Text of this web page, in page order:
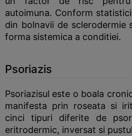
autoimuna. Conform
din bolnavii de sclerodermie
forma sistemica a conditiei.
Psoriazis
Psoriazisul este o boala
manifesta prin roseata si
cinci tipuri diferite de
eritrodermic, inversat si